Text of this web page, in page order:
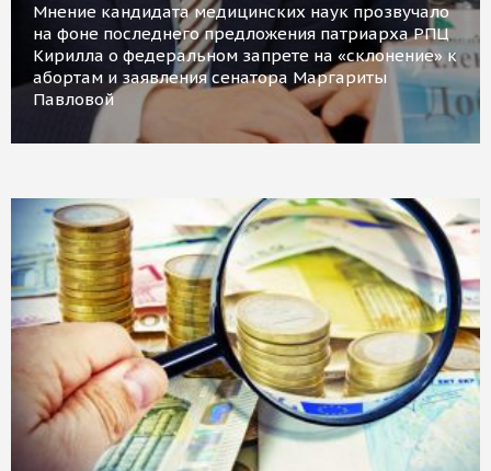
Мнение кандидата медицинских наук прозвучало
на фоне последнего предложения патриарха РПЦ
Кирилла о федеральном запрете на «склонение» к
абортам и заявления сенатора Маргариты
Павловой